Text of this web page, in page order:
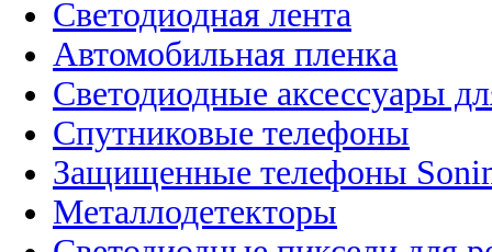
Светодиодная лента
Автомобильная пленка
Светодиодные аксессуары
Спутниковые телефоны
Защищенные телефоны
Металлодетекторы